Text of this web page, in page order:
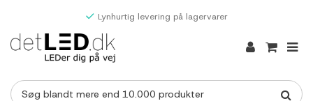
Lynhurtig levering på lagervarer